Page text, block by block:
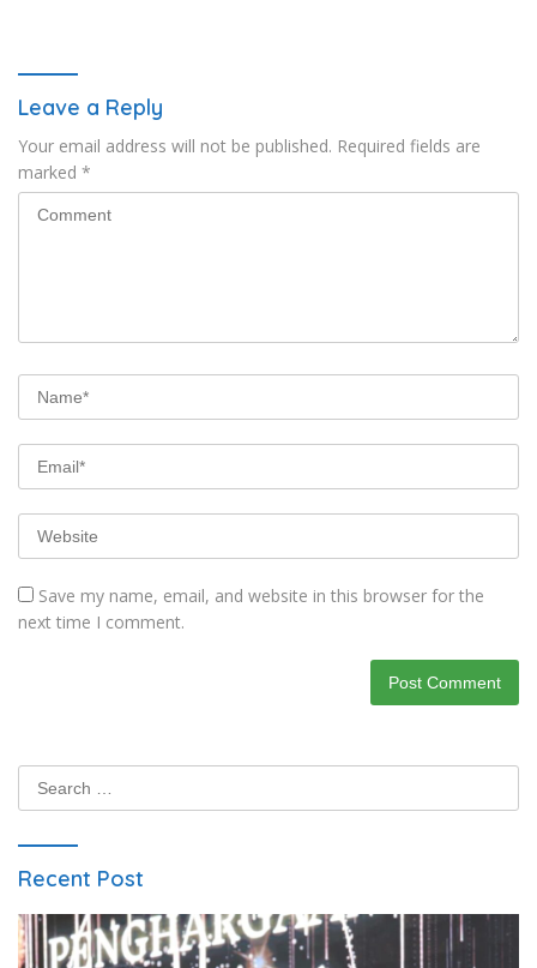
Leave a Reply
Your email address will not be published. Required fields are
marked *
Save my name, email, and website in this browser for the
next time I comment.
Search
for:
Recent Post